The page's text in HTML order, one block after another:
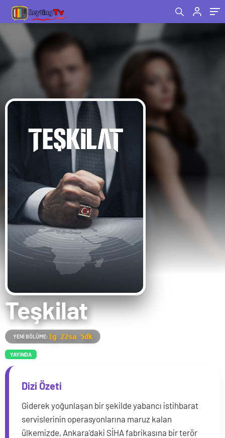
Teşkilat
YENI BÖLÜME:1g 22sa 5dk
YAYINDA
Dizi Özeti
Giderek yoğunlaşan bir şekilde yabancı istihbarat
servislerinin operasyonlarına maruz kalan
ülkemizde, Ankara'daki SİHA fabrikasına bir terör